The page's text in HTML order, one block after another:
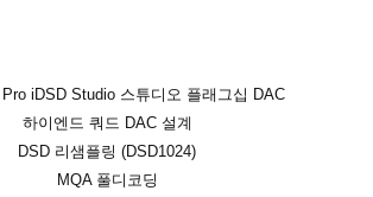
iDSD Studio 스튜디오 플래그십 DAC
하이엔드 쿼드 DAC 설계
DSD 리샘플링 (DSD1024)
MQA 풀디코딩